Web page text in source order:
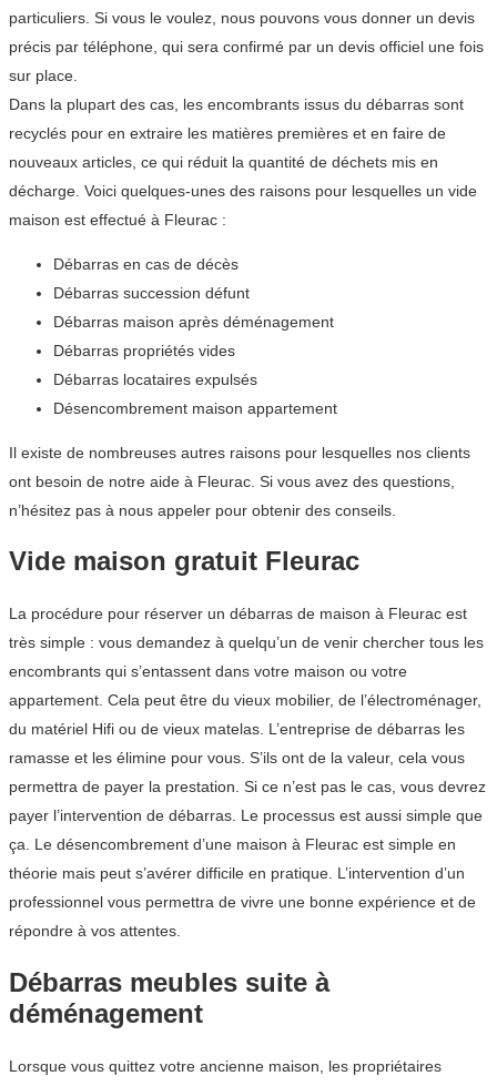
particuliers. Si vous le voulez, nous pouvons vous donner un devis
précis par téléphone, qui sera confirmé par un devis officiel une fois
sur place.
Dans la plupart des cas, les encombrants issus du débarras sont
recyclés pour en extraire les matières premières et en faire de
nouveaux articles, ce qui réduit la quantité de déchets mis en
décharge. Voici quelques-unes des raisons pour lesquelles un vide
maison est effectué à Fleurac :
Débarras en cas de décès
Débarras succession défunt
Débarras maison après déménagement
Débarras propriétés vides
Débarras locataires expulsés
Désencombrement maison appartement
Il existe de nombreuses autres raisons pour lesquelles nos clients
ont besoin de notre aide à Fleurac. Si vous avez des questions,
n’hésitez pas à nous appeler pour obtenir des conseils.
Vide maison gratuit Fleurac
La procédure pour réserver un débarras de maison à Fleurac est
très simple : vous demandez à quelqu’un de venir chercher tous les
encombrants qui s’entassent dans votre maison ou votre
appartement. Cela peut être du vieux mobilier, de l’électroménager,
du matériel Hifi ou de vieux matelas. L’entreprise de débarras les
ramasse et les élimine pour vous. S’ils ont de la valeur, cela vous
permettra de payer la prestation. Si ce n’est pas le cas, vous devrez
payer l’intervention de débarras. Le processus est aussi simple que
ça. Le désencombrement d’une maison à Fleurac est simple en
théorie mais peut s’avérer difficile en pratique. L’intervention d’un
professionnel vous permettra de vivre une bonne expérience et de
répondre à vos attentes.
Débarras meubles suite à
déménagement
Lorsque vous quittez votre ancienne maison, les propriétaires